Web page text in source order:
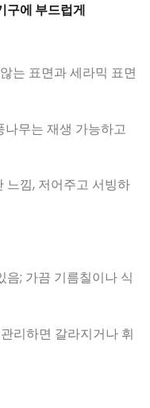
구에 부드럽게
는 표면과 세라믹 표면
무는 재생 가능하고
낌, 저어주고 서빙하
; 가끔 기름칠이나 식
리하면 갈라지거나 휘